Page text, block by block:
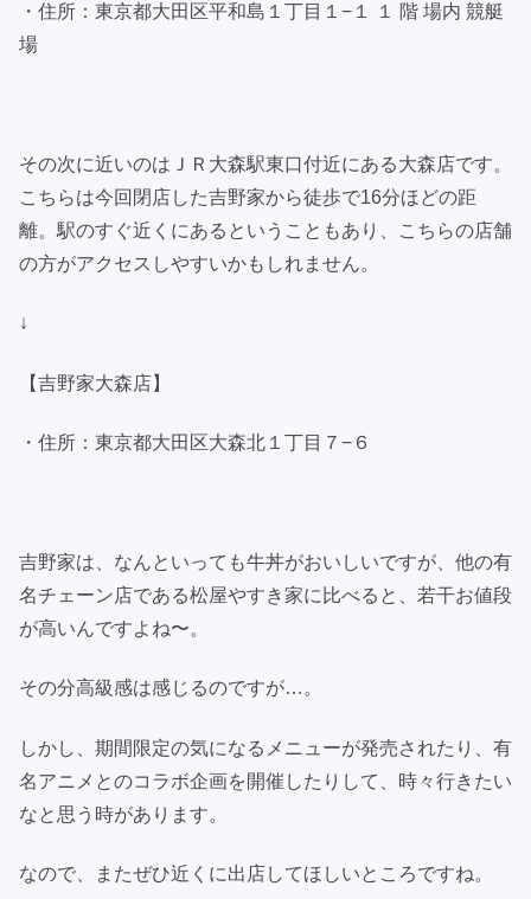
・住所：東京都大田区平和島１丁目１−１ １ 階 場内 競艇
場
その次に近いのはＪＲ大森駅東口付近にある大森店です。
こちらは今回閉店した吉野家から徒歩で16分ほどの距
離。駅のすぐ近くにあるということもあり、こちらの店舗
の方がアクセスしやすいかもしれません。
↓
【吉野家大森店】
・住所：東京都大田区大森北１丁目７−６
吉野家は、なんといっても牛丼がおいしいですが、他の有
名チェーン店である松屋やすき家に比べると、若干お値段
が高いんですよね〜。
その分高級感は感じるのですが…。
しかし、期間限定の気になるメニューが発売されたり、有
名アニメとのコラボ企画を開催したりして、時々行きたい
なと思う時があります。
なので、またぜひ近くに出店してほしいところですね。